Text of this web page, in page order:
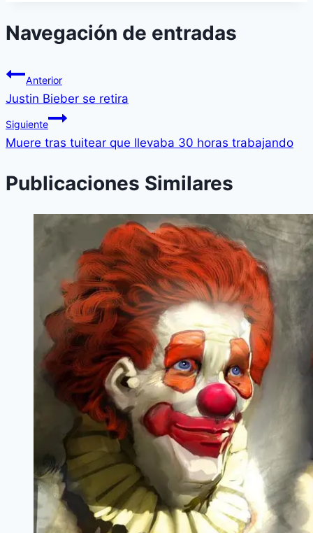
Navegación de entradas
Anterior
Justin Bieber se retira
Siguiente
Muere tras tuitear que llevaba 30 horas trabajando
Publicaciones Similares